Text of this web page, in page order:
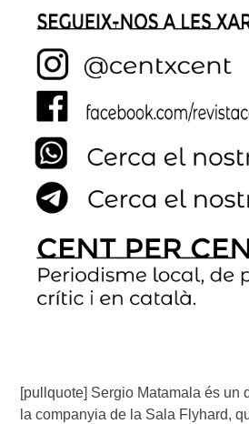
[pullquote] Sergio Matamala és un
la companyia de la Sala Flyhard,